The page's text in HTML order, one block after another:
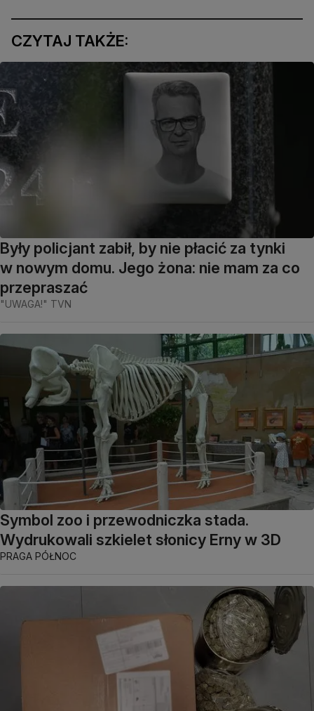
CZYTAJ TAKŻE:
Były policjant zabił, by nie płacić za tynki
w nowym domu. Jego żona: nie mam za co
przepraszać
"UWAGA!" TVN
Symbol zoo i przewodniczka stada.
Wydrukowali szkielet słonicy Erny w 3D
PRAGA PÓŁNOC